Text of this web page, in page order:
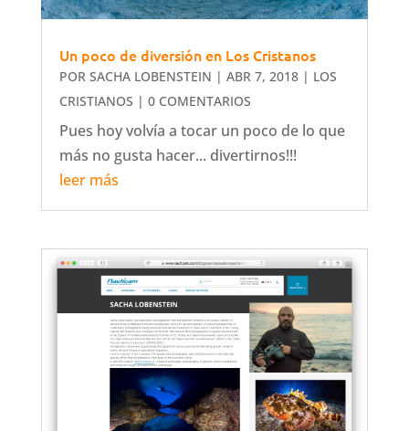
Un poco de diversión en Los Cristanos
POR SACHA LOBENSTEIN | ABR 7, 2018| LOS
CRISTIANOS | 0 COMENTARIOS
Pues hoy volvía a tocar un poco de lo que
más no gusta hacer... divertirnos!!!
leer más